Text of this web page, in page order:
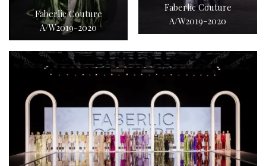
Faberlic Couture
A/W2019-2020
Faberlic Couture
A/W2019-2020